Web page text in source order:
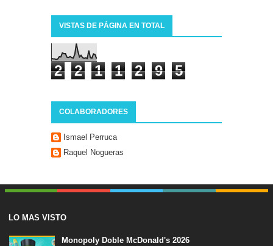
VISTAS DE PÁGINA EN TOTAL
2 2 1 1 2 9 5
COLABORADORES
Ismael Perruca
Raquel Nogueras
LO MAS VISTO
Monopoly Doble McDonald's 2026